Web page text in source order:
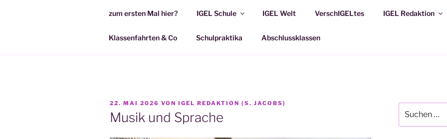
zum ersten Mal hier? IGEL Schule IGEL Welt VerschIGELtes IGEL Redaktion
Klassenfahrten & Co Schulpraktika Abschlussklassen
VERÖFFENTLICHT
AM
22. MAI 2026 VON IGEL REDAKTION (S. JACOBS)
Musik und Sprache
nach: